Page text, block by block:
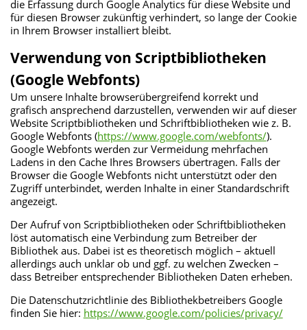
die Erfassung durch Google Analytics für diese Website und
für diesen Browser zukünftig verhindert, so lange der Cookie
in Ihrem Browser installiert bleibt.
Verwendung von Scriptbibliotheken
(Google Webfonts)
Um unsere Inhalte browserübergreifend korrekt und
grafisch ansprechend darzustellen, verwenden wir auf dieser
Website Scriptbibliotheken und Schriftbibliotheken wie z. B.
Google Webfonts (https://www.google.com/webfonts/).
Google Webfonts werden zur Vermeidung mehrfachen
Ladens in den Cache Ihres Browsers übertragen. Falls der
Browser die Google Webfonts nicht unterstützt oder den
Zugriff unterbindet, werden Inhalte in einer Standardschrift
angezeigt.
Der Aufruf von Scriptbibliotheken oder Schriftbibliotheken
löst automatisch eine Verbindung zum Betreiber der
Bibliothek aus. Dabei ist es theoretisch möglich – aktuell
allerdings auch unklar ob und ggf. zu welchen Zwecken –
dass Betreiber entsprechender Bibliotheken Daten erheben.
Die Datenschutzrichtlinie des Bibliothekbetreibers Google
finden Sie hier: https://www.google.com/policies/privacy/